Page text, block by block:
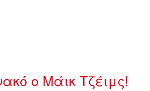
ο Μάικ Τζέιμς!